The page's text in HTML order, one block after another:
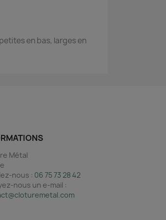
en bas, larges en
Métal
nous : 06 75 73 28 42
nous un e-mail :